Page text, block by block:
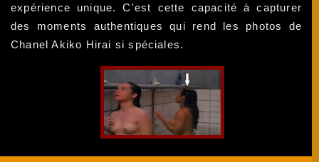
expérience unique. C'est cette capacité à capturer
des moments authentiques qui rend les photos de
Chanel Akiko Hirai si spéciales.